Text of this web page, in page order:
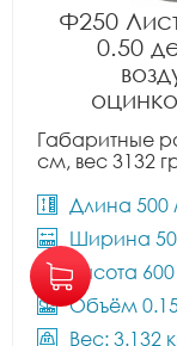
Ф250
0.50
Габаритные
см, вес 3132
Длина
Ширина
Высота
Объём
Вес: 3.132